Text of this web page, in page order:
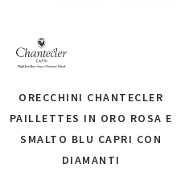
ORECCHINI CHANTECLER
PAILLETTES IN ORO ROSA E
SMALTO BLU CAPRI CON
DIAMANTI